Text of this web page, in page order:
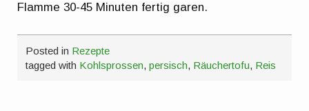
Flamme 30-45 Minuten fertig garen.
Posted in Rezepte
tagged with Kohlsprossen,persisch, Räuchertofu, Reis